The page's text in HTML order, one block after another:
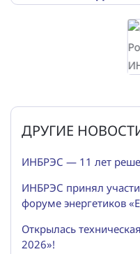
ДРУГИЕ
ИНБРЭС — 11 лет
ИНБРЭС принял
форуме энергетиков
Открылась
2026»!